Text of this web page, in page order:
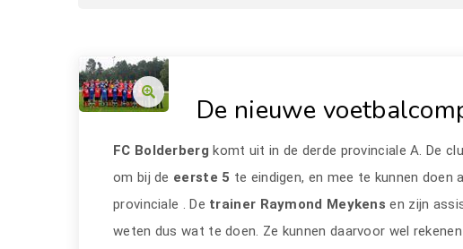
De nieuwe
FC Bolderberg komt uit in de derde provinciale A. De
om bij de eerste 5 te eindigen, en mee te kunnen doen
provinciale . De trainer Raymond Meykensen zijn
weten dus wat te doen. Ze kunnen daarvoor wel